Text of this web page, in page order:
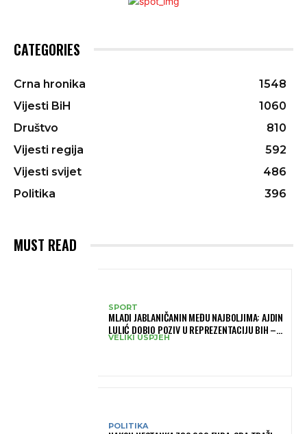
CATEGORIES
Crna hronika
1548
Vijesti BiH
1060
Društvo
810
Vijesti regija
592
Vijesti svijet
486
Politika
396
MUST READ
SPORT
MLADI JABLANIČANIN MEĐU NAJBOLJIMA: AJDIN
LULIĆ DOBIO POZIV U REPREZENTACIJU BIH –
BRANIT ĆE BOJE BIH NA SLOVENIA BALL
VELIKI USPJEH
POLITIKA